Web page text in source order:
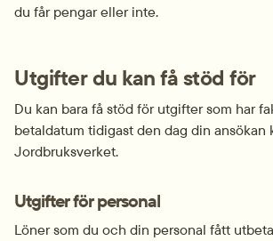
du får pengar eller inte.
Utgifter du kan få stöd för
Du kan bara få stöd för utgifter som har
betaldatum tidigast den dag din ansökan
Jordbruksverket.
Utgifter för personal
Löner som du och din personal fått